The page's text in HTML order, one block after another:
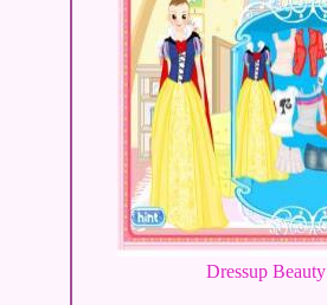
Dressup Beauty